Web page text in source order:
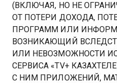
(ВКЛЮЧАЯ, НО НЕ
ОТ ПОТЕРИ ДОХОДА,
ПРОГРАММ ИЛИ
ВОЗНИКАЮЩИЙ
ИЛИ НЕВОЗМОЖНОСТИ
СЕРВИСА «TV+
С НИМ ПРИЛОЖЕНИЙ,